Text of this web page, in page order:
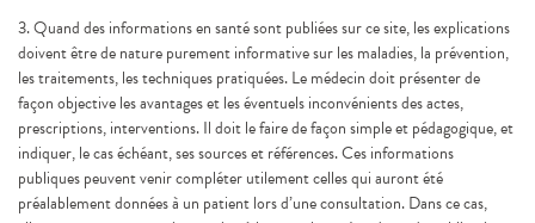
3. Quand des informations en santé sont publiées sur ce site, les explications
doivent être de nature purement informative sur les maladies, la prévention,
les traitements, les techniques pratiquées. Le médecin doit présenter de
façon objective les avantages et les éventuels inconvénients des actes,
prescriptions, interventions. Il doit le faire de façon simple et pédagogique, et
indiquer, le cas échéant, ses sources et références. Ces informations
publiques peuvent venir compléter utilement celles qui auront été
préalablement données à un patient lors d’une consultation. Dans ce cas,